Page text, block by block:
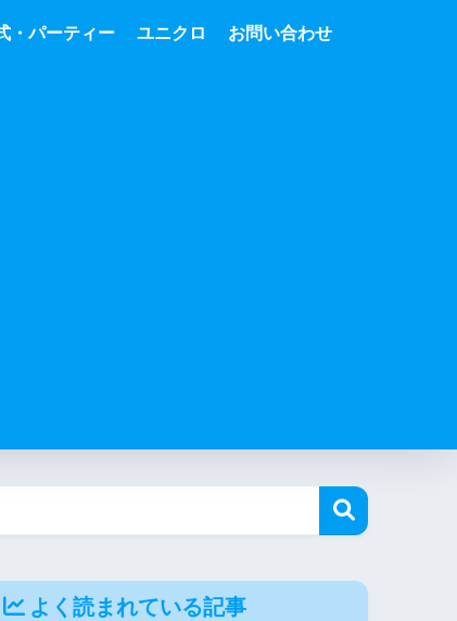
・パーティー ユニクロ お問い合わせ
よく読まれている記事